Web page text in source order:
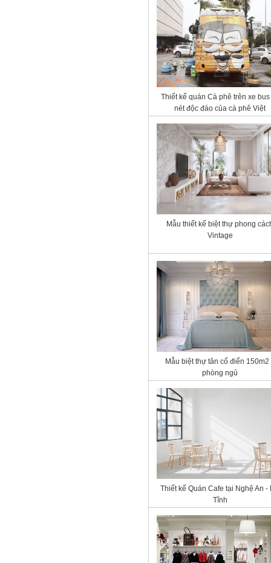
Thiết kế quán Cà phê trên xe bus
nét độc đáo của cà phê Việt
Mẫu thiết kế biệt thự phong
Vintage
Mẫu biệt thự tân cổ điển 150m2
phòng ngủ
Thiết kế Quán Cafe tại Nghệ An -
Tĩnh